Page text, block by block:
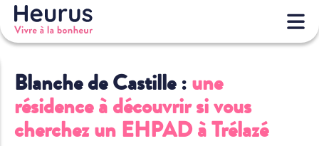
Blanche de Castille :une
résidence à découvrir si vous
cherchez un EHPAD à Trélazé